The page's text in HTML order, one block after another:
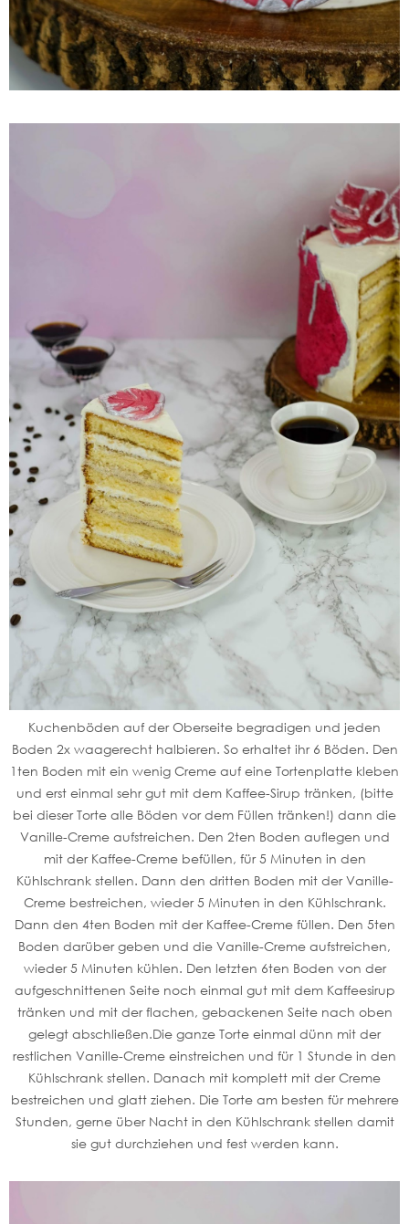
Kuchenböden auf der Oberseite begradigen und jeden
Boden 2x waagerecht halbieren. So erhaltet ihr 6 Böden. Den
1ten Boden mit ein wenig Creme auf eine Tortenplatte kleben
und erst einmal sehr gut mit dem Kaffee-Sirup tränken, (bitte
bei dieser Torte alle Böden vor dem Füllen tränken!) dann die
Vanille-Creme aufstreichen. Den 2ten Boden auflegen und
mit der Kaffee-Creme befüllen, für 5 Minuten in den
Kühlschrank stellen. Dann den dritten Boden mit der Vanille-
Creme bestreichen, wieder 5 Minuten in den Kühlschrank.
Dann den 4ten Boden mit der Kaffee-Creme füllen. Den 5ten
Boden darüber geben und die Vanille-Creme aufstreichen,
wieder 5 Minuten kühlen. Den letzten 6ten Boden von der
aufgeschnittenen Seite noch einmal gut mit dem Kaffeesirup
tränken und mit der flachen, gebackenen Seite nach oben
gelegt abschließen.Die ganze Torte einmal dünn mit der
restlichen Vanille-Creme einstreichen und für 1 Stunde in den
Kühlschrank stellen. Danach mit komplett mit der Creme
bestreichen und glatt ziehen. Die Torte am besten für mehrere
Stunden, gerne über Nacht in den Kühlschrank stellen damit
sie gut durchziehen und fest werden kann.